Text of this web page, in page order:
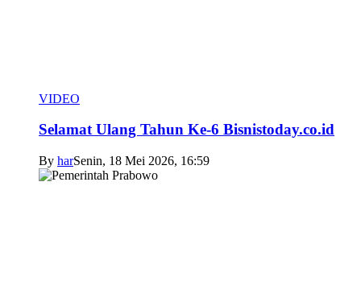
VIDEO
Selamat Ulang Tahun Ke-6 Bisnistoday.co.id
By harSenin, 18 Mei 2026, 16:59